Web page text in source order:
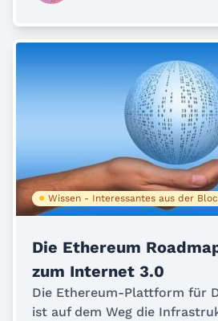
Wissen - Interessantes aus der
Die Ethereum
zum Internet 3.0
Die Ethereum-Plattform für
ist auf dem Weg die